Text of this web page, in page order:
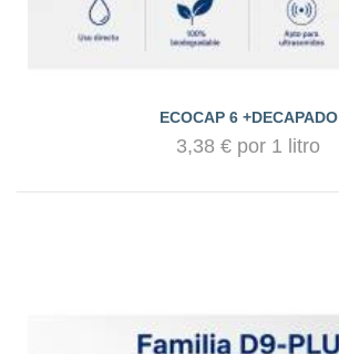
ECOCAP 6 +DECAPADO
3,38 € por 1 litro